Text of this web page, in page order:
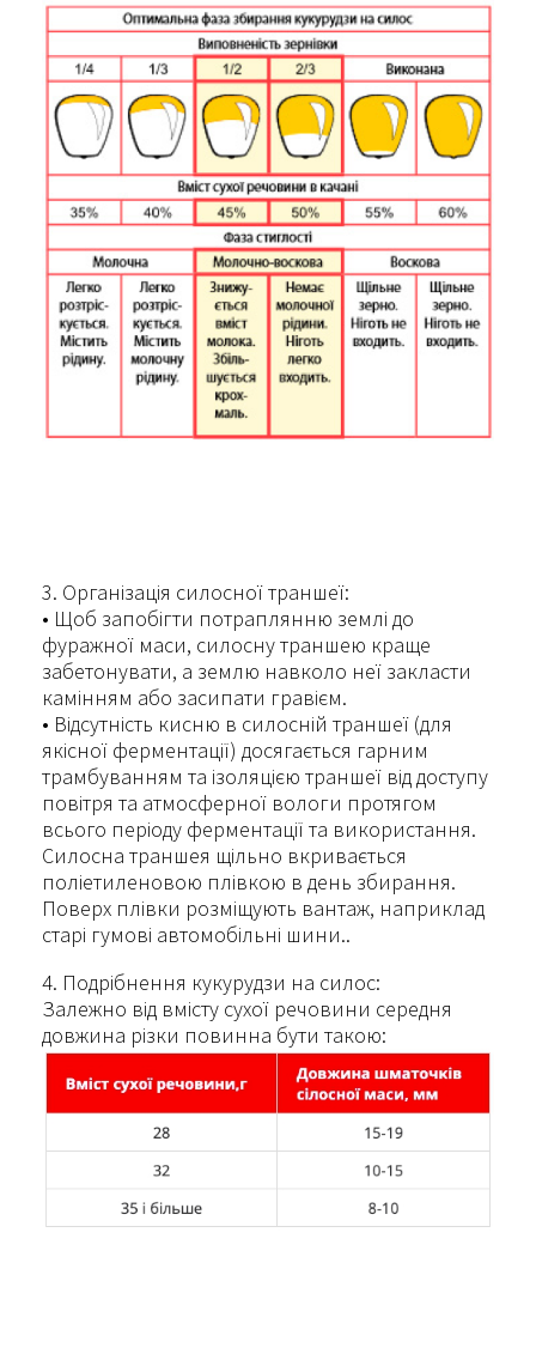
3. Організація силосної траншеї:
• Щоб запобігти потраплянню землі до
фуражної маси, силосну траншею краще
забетонувати, а землю навколо неї закласти
камінням або засипати гравієм.
• Відсутність кисню в силосній траншеї (для
якісної ферментації) досягається гарним
трамбуванням та ізоляцією траншеї від доступу
повітря та атмосферної вологи протягом
всього періоду ферментації та використання.
Силосна траншея щільно вкривається
поліетиленовою плівкою в день збирання.
Поверх плівки розміщують вантаж, наприклад
старі гумові автомобільні шини..
4. Подрібнення кукурудзи на силос:
Залежно від вмісту сухої речовини середня
довжина різки повинна бути такою: